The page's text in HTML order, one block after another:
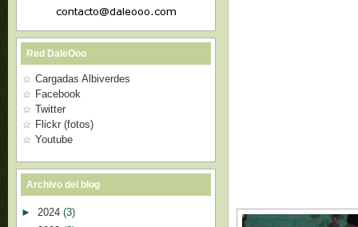
Red DaleOoo
Cargadas Albiverdes
Facebook
Twitter
Flickr (fotos)
Youtube
Archivo del blog
► 2024 (3)